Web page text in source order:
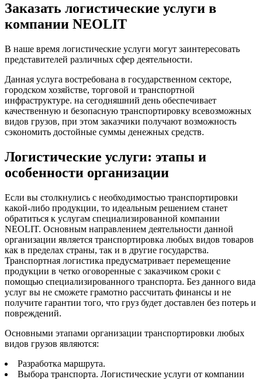
Заказать логистические услуги в
компании NEOLIT
В наше время логистические услуги могут заинтересовать
представителей различных сфер деятельности.
Данная услуга востребована в государственном секторе,
городском хозяйстве, торговой и транспортной
инфраструктуре. на сегодняшний день обеспечивает
качественную и безопасную транспортировку всевозможных
видов грузов, при этом заказчики получают возможность
сэкономить достойные суммы денежных средств.
Логистические услуги: этапы и
особенности организации
Если вы столкнулись с необходимостью транспортировки
какой-либо продукции, то идеальным решением станет
обратиться к услугам специализированной компании
NEOLIT. Основным направлением деятельности данной
организации является транспортировка любых видов товаров
как в пределах страны, так и в другие государства.
Транспортная логистика предусматривает перемещение
продукции в четко оговоренные с заказчиком сроки с
помощью специализированного транспорта. Без данного вида
услуг вы не сможете грамотно рассчитать финансы и не
получите гарантии того, что груз будет доставлен без потерь и
повреждений.
Основными этапами организации транспортировки любых
видов грузов являются:
Разработка маршрута.
Выбора транспорта. Логистические услуги от компании